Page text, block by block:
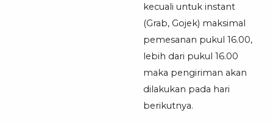
kecuali untuk instant
(Grab, Gojek) maksimal
pemesanan pukul 16.00,
lebih dari pukul 16.00
maka pengiriman akan
dilakukan pada hari
berikutnya.